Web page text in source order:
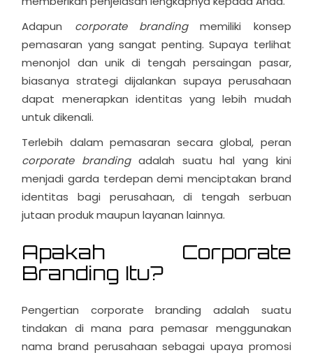
Adapun corporate brandingmemiliki konsep
pemasaran yang sangat penting. Supaya terlihat
menonjol dan unik di tengah persaingan pasar,
biasanya strategi dijalankan supaya perusahaan
dapat menerapkan identitas yang lebih mudah
untuk dikenali.
Terlebih dalam pemasaran secara global, peran
corporate brandingadalah suatu hal yang kini
menjadi garda terdepan demi menciptakan brand
identitas bagi perusahaan, di tengah serbuan
jutaan produk maupun layanan lainnya.
Apakah Corporate
Branding Itu?
Pengertian corporate branding adalah suatu
tindakan di mana para pemasar menggunakan
nama brand perusahaan sebagai upaya promosi